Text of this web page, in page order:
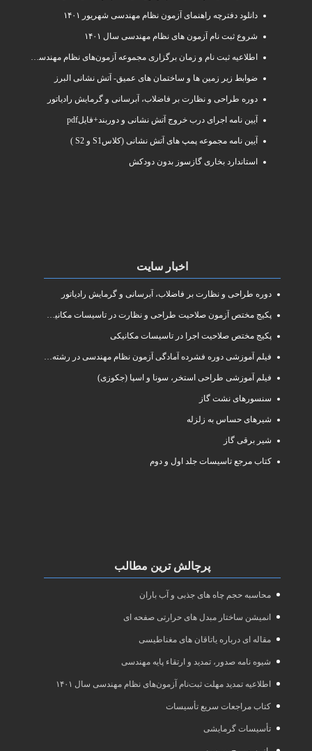
دانلود دفترچه راهنمای آزمون نظام مهندسی شهریور ۱۴۰۱
شروع ثبت نام آزمون های نظام مهندسی سال ۱۴۰۱
اطلاعیه ثبت نام و زمان برگزاری مجموعه آزمون‌های نظام مهندسی ساختمان سال ۱۴۰۱
ضوابط زیر زمین ها و ساختمان های عمیق- آتش نشانی البرز
دوره طراحی و نظارت بر فاضلاب، آبرسانی و گرمایش رادیاتور
آیین نامه اجرای درب خروج آتش نشانی و دوربند+فایلpdf
آیین نامه مجموعه پمپ های آتش نشانی (کلاسS1 و S2 )
استاندارد بخاری گازسوز بدون دودکش
اخبار سایت
دوره طراحی و نظارت بر فاضلاب، آبرسانی و گرمایش رادیاتور
پکیج مختص آزمون صلاحیت طراحی و نظارت در تاسیسات مکانیکی
پکیج مختص صلاحیت اجرا در تاسیسات مکانیکی
فیلم آموزشی دوره فشرده آمادگی آزمون نظام مهندسی در رشته طراحی و نظارت تاسیسات مکانیکی ساختمان
فیلم آموزشی طراحی استخر، سونا و اسپا (جکوزی)
سنسورهای نشت گاز
شیرهای حساس به زلزله
شیر برقی گاز
کتاب مرجع تاسیسات جلد اول و دوم
پرچالش ترین مطالب
محاسبه حجم چاه های جذبی و آب باران
انمیشن ساختار مبدل های حرارتی صفحه ای
مقاله ای درباره یاتاقان های مغناطیسی
شیوه نامه صدور، تمدید و ارتقاء پایه مهندسی
اطلاعیه تمدید مهلت ثبت‌نام آزمون‌های نظام مهندسی سال ۱۴۰۱
کتاب مراجعات سریع تأسیسات
تأسیسات گرمایشی